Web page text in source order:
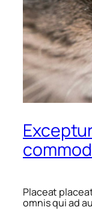
Placeat
omnis qui ad